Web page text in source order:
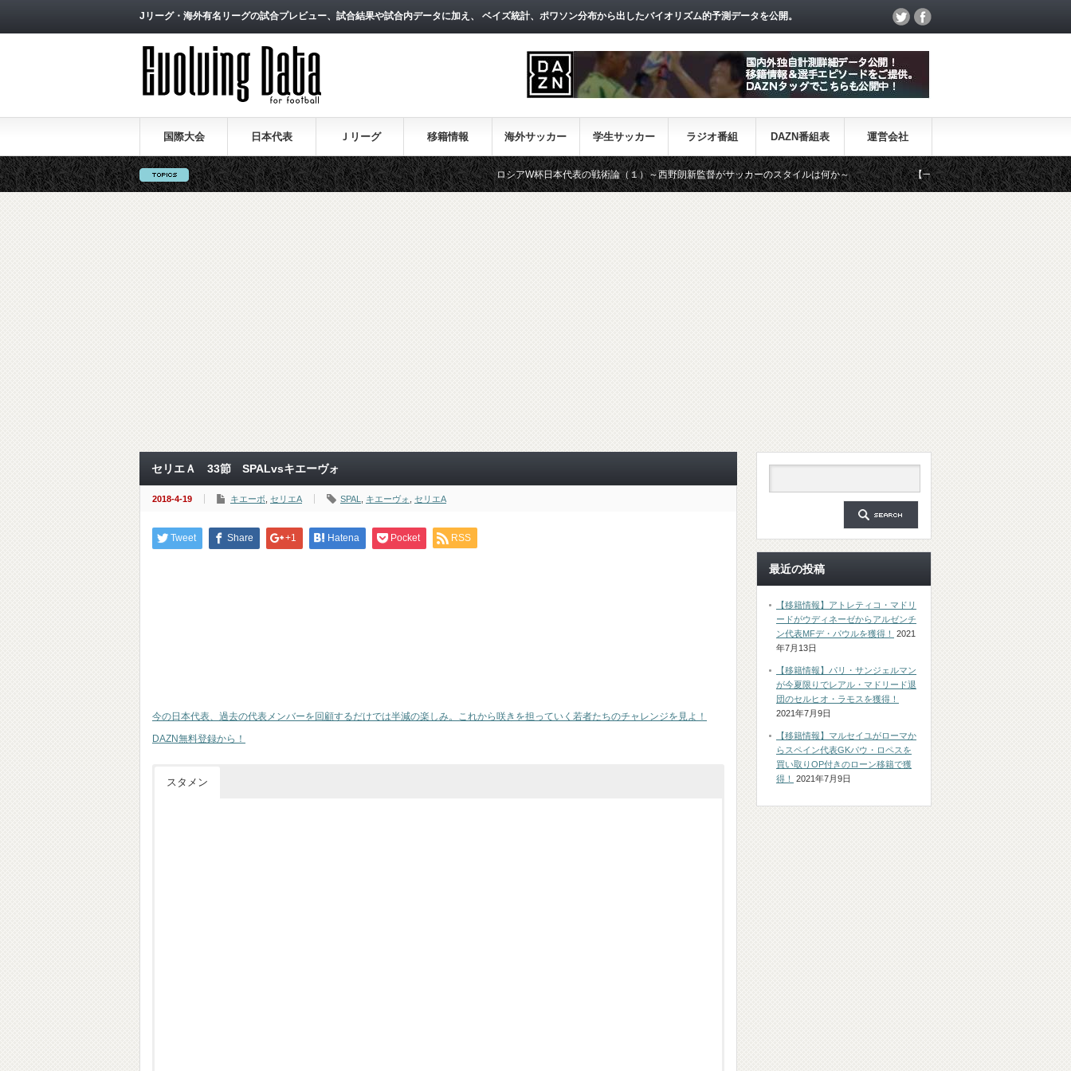
Jリーグ・海外有名リーグの試合プレビュー、試合結果や試合内データに加え、 ベイズ統計、ポワソン分布から出したバイオリズム的予測データを公開。
国際大会 日本代表 Ｊリーグ 移籍情報 海外サッカー 学生サッカー ラジオ番組 DAZN番組表 運営会社
ロシアW杯日本代表の戦術論（１）～西野朗新監督がサッカーのスタイルは何か～ 【一覧】J1・J2・J3リーグ「退団・戦力外
セリエＡ 33節 SPALvsキエーヴォ
2018-4-19 キエーボ セリエA SPAL キエーヴォ セリエA
Tweet Share +1 Hatena Pocket RSS
今の日本代表、過去の代表メンバーを回顧するだけでは半減の楽しみ。これから咲きを担っていく若者たちのチャレンジを見よ！
DAZN無料登録から！
スタメン
最近の投稿
【移籍情報】アトレティコ・マドリ
ードがウディネーゼからアルゼンチ
ン代表MFデ・パウルを獲得！
2021
年7月13日
【移籍情報】パリ・サンジェルマン
が今夏限りでレアル・マドリード退
団のセルヒオ・ラモスを獲得！
2021年7月9日
【移籍情報】マルセイユがローマか
らスペイン代表GKパウ・ロペスを
買い取りOP付きのローン移籍で獲
得！
2021年7月9日